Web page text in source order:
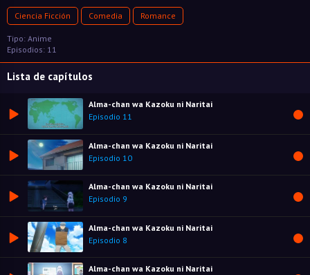
Ciencia Ficción Comedia Romance
Tipo: Anime
Episodios: 11
Lista de capítulos
Alma-chan wa Kazoku ni Naritai
Episodio 11
Alma-chan wa Kazoku ni Naritai
Episodio 10
Alma-chan wa Kazoku ni Naritai
Episodio 9
Alma-chan wa Kazoku ni Naritai
Episodio 8
Alma-chan wa Kazoku ni Naritai